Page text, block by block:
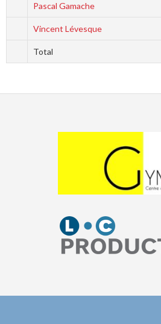
Pascal Gamache
Vincent Lévesque
Total